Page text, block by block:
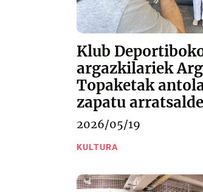
Klub
argazkilariek
Topaketak
zapatu
2026/05/19
KULTURA